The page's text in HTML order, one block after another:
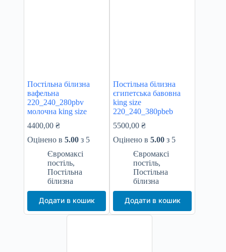
Постільна білизна
вафельна
220_240_280pbv
молочна king size
4400,00₴
Оцінено в5.00 з 5
Євромаксі
постіль,
Постільна
білизна
Додати в кошик
Постільна білизна
єгипетська бавовна
king size
220_240_380pbeb
5500,00₴
Оцінено в5.00 з 5
Євромаксі
постіль,
Постільна
білизна
Додати в кошик